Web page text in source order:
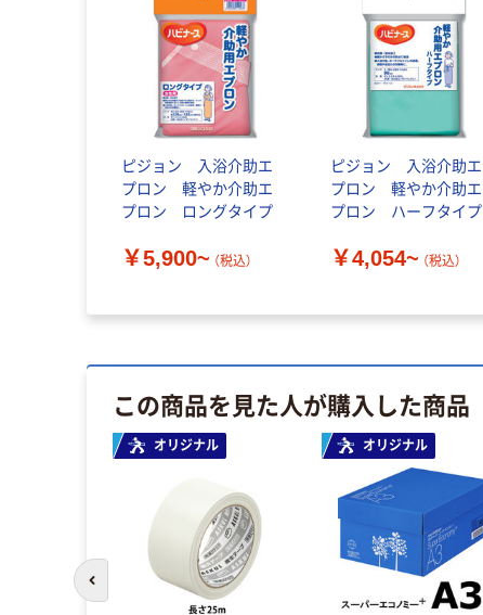
ピジョン 入浴介助エ
プロン 軽やか介助エ
プロン ロングタイプ
￥5,900~ （税込）
ピジョン 入浴介助エ
プロン 軽やか介助エ
プロン ハーフタイプ
￥4,054~ （税込）
この商品を見た人が購入した商品
オリジナル オリジナル
前のスライドへ